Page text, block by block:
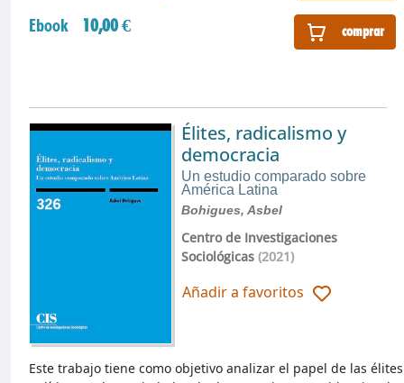
Ebook 10,00 € comprar
Élites, radicalismo y
democracia
Un estudio comparado sobre
América Latina
Bohigues, Asbel
Centro de Investigaciones
Sociológicas(2021)
Añadir a favoritos
Este trabajo tiene como objetivo analizar el papel de las élites